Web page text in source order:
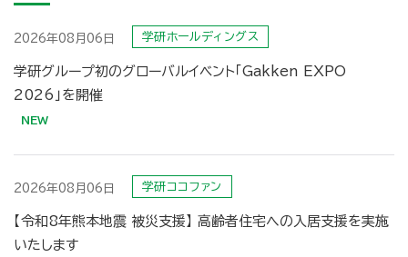
2026年08月06日 学研ホールディングス
学研グループ初のグローバルイベント「Gakken EXPO
2026」を開催
2026年08月06日 学研ココファン
【令和8年熊本地震 被災支援】 高齢者住宅への入居支援を実施